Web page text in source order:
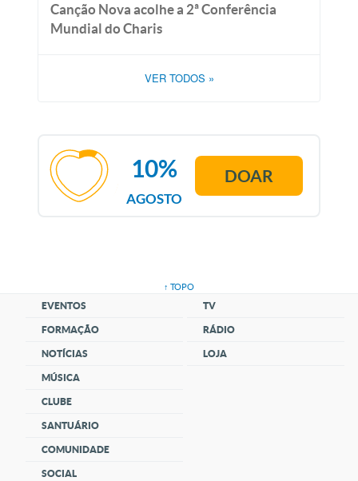
Canção Nova acolhe a 2ª Conferência
Mundial do Charis
VER TODOS »
AGOSTO
10% DOAR
↑ TOPO
EVENTOS
FORMAÇÃO
NOTÍCIAS
MÚSICA
CLUBE
SANTUÁRIO
COMUNIDADE
SOCIAL
TV
RÁDIO
LOJA